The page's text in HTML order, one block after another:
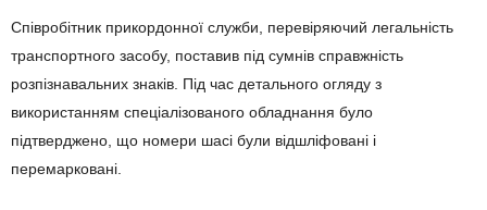
Співробітник прикордонної служби, перевіряючий легальність
транспортного засобу, поставив під сумнів справжність
розпізнавальних знаків. Під час детального огляду з
використанням спеціалізованого обладнання було
підтверджено, що номери шасі були відшліфовані і
перемарковані.